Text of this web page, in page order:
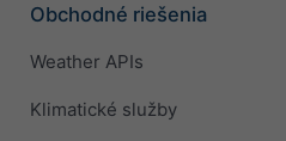
Obchodné riešenia
Weather APIs
Klimatické služby